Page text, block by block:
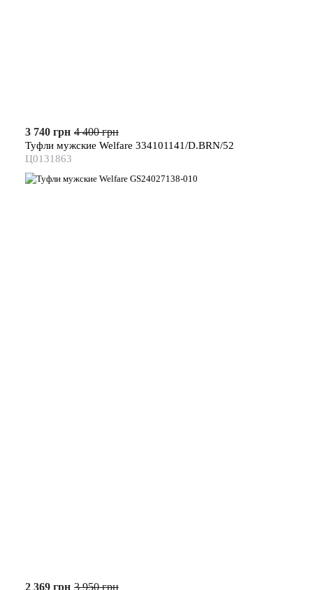
3 740 грн 4 400 грн
Туфли мужские Welfare 334101141/D.BRN/52
Ц0131863
2 369 грн 3 950 грн